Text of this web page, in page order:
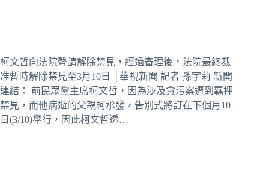
柯文哲向法院聲請解除禁見，經過審理後，法院最終裁
准暫時解除禁見至3月10日 │華視新聞 記者 孫宇莉 新聞
連結： 前民眾黨主席柯文哲，因為涉及貪污案遭到羈押
禁見，而他病逝的父親柯承發，告別式將訂在下個月10
日(3/10)舉行，因此柯文哲透…